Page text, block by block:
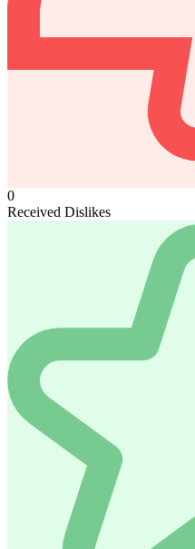
0
Received Dislikes